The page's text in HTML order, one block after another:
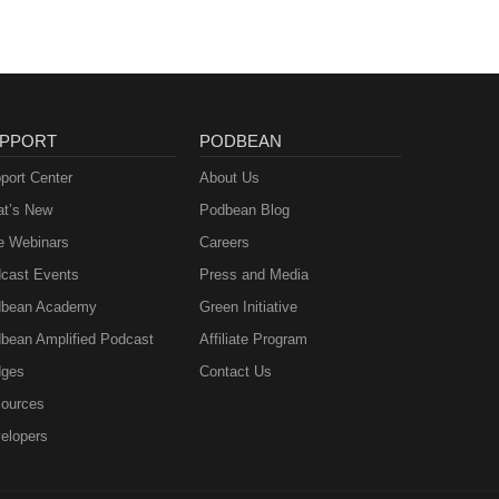
Center
New
Webinars
Events
Academy
Amplified Podcast
PODBEAN
About Us
Podbean Blog
Careers
Press and Media
Green Initiative
Affiliate Program
Contact Us